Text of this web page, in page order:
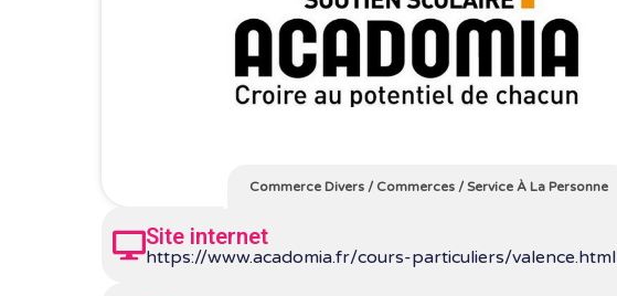
Commerce Divers/ Commerces/Service À La Personne
Site internet
https://www.acadomia.fr/cours-particuliers/valence.html